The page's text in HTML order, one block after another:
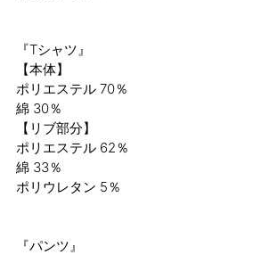
『Tシャツ』
【本体】
ポリエステル 70％
綿 30％
【リブ部分】
ポリエステル 62％
綿 33％
ポリウレタン 5％
『パンツ』